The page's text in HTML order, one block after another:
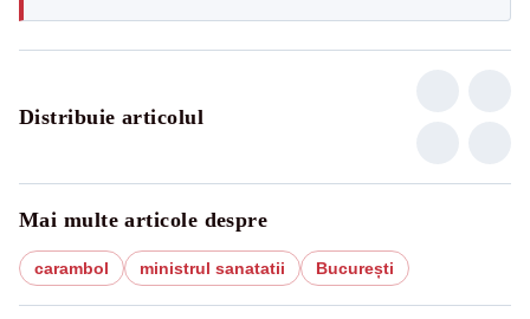
Distribuie articolul
Mai multe articole despre
carambol ministrul sanatatii București